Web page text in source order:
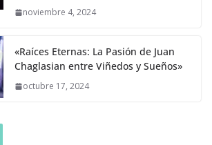
noviembre 4, 2024
«Raíces Eternas: La Pasión de Juan
Chaglasian entre Viñedos y Sueños»
octubre 17, 2024